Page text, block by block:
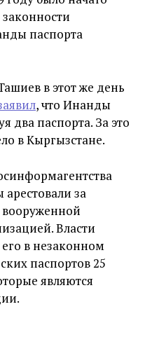
паспорта
в этот же день
, что Инанды
два паспорта. За это
в Кыргызстане.
за
вооруженной
Власти
его в незаконном
паспортов 25
являются